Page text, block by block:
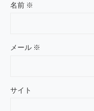
名前 ※
メール ※
サイト